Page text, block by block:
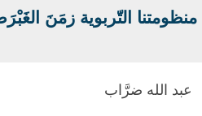
منظومتنا التّربوية زمَنَ
عبد الله ضرَّاب